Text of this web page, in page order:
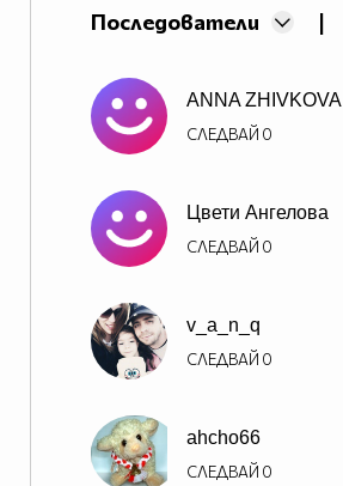
Последователи |
ANNA ZHIVKOVA
СЛЕДВАЙ 0
Цвети Ангелова
СЛЕДВАЙ 0
v_a_n_q
СЛЕДВАЙ 0
ahcho66
СЛЕДВАЙ 0